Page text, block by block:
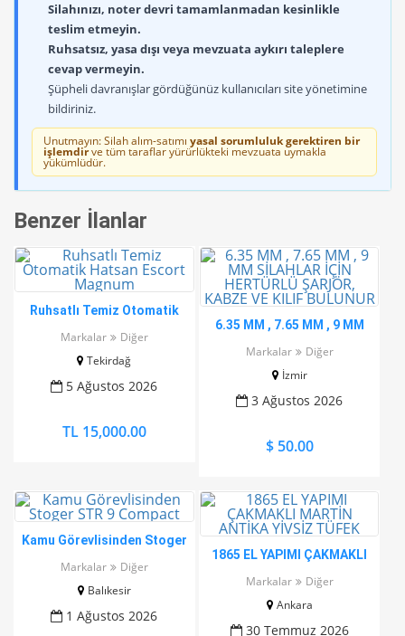
Silahınızı, noter devri tamamlanmadan kesinlikle
teslim etmeyin.
Ruhsatsız, yasa dışı veya mevzuata aykırı taleplere
cevap vermeyin.
Şüpheli davranışlar gördüğünüz kullanıcıları site yönetimine
bildiriniz.
Unutmayın: Silah alım-satımı yasal sorumluluk gerektiren bir
işlemdirve tüm taraflar yürürlükteki mevzuata uymakla
yükümlüdür.
Benzer İlanlar
Ruhsatlı Temiz Otomatik
Markalar
Diğer
Tekirdağ
5 Ağustos 2026
TL 15,000.00
6.35 MM , 7.65 MM , 9 MM
ŞARJÖR, KABZE VE KILIF
BULUNUR
Markalar
Diğer
İzmir
3 Ağustos 2026
$ 50.00
Kamu Görevlisinden Stoger
Markalar
Diğer
Balıkesir
1 Ağustos 2026
1865 EL YAPIMI ÇAKMAKLI
Markalar
Diğer
Ankara
30 Temmuz 2026